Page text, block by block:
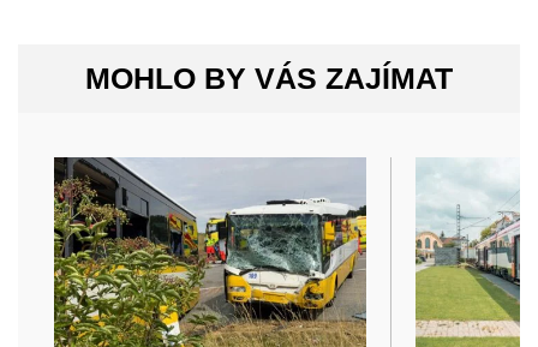
MOHLO BY VÁS ZAJÍMAT